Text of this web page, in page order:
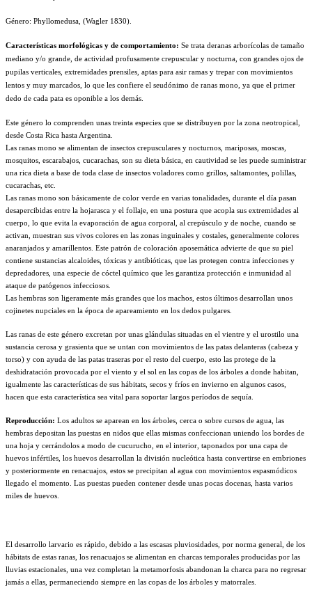
Género: Phyllomedusa, (Wagler 1830).
Características morfológicas y de comportamiento: Se trata deranas arborícolas de tamaño
mediano y/o grande, de actividad profusamente crepuscular y nocturna, con grandes ojos de
pupilas verticales, extremidades prensiles, aptas para asir ramas y trepar con movimientos
lentos y muy marcados, lo que les confiere el seudónimo de ranas mono, ya que el primer
dedo de cada pata es oponible a los demás.
Este género lo comprenden unas treinta especies que se distribuyen por la zona neotropical,
desde Costa Rica hasta Argentina.
Las ranas mono se alimentan de insectos crepusculares y nocturnos, mariposas, moscas,
mosquitos, escarabajos, cucarachas, son su dieta básica, en cautividad se les puede suministrar
una rica dieta a base de toda clase de insectos voladores como grillos, saltamontes, polillas,
cucarachas, etc.
Las ranas mono son básicamente de color verde en varias tonalidades, durante el día pasan
desapercibidas entre la hojarasca y el follaje, en una postura que acopla sus extremidades al
cuerpo, lo que evita la evaporación de agua corporal, al crepúsculo y de noche, cuando se
activan, muestran sus vivos colores en las zonas inguinales y costales, generalmente colores
anaranjados y amarillentos. Este patrón de coloración aposemática advierte de que su piel
contiene sustancias alcaloides, tóxicas y antibióticas, que las protegen contra infecciones y
depredadores, una especie de cóctel químico que les garantiza protección e inmunidad al
ataque de patógenos infecciosos.
Las hembras son ligeramente más grandes que los machos, estos últimos desarrollan unos
cojinetes nupciales en la época de apareamiento en los dedos pulgares.
Las ranas de este género excretan por unas glándulas situadas en el vientre y el urostilo una
sustancia cerosa y grasienta que se untan con movimientos de las patas delanteras (cabeza y
torso) y con ayuda de las patas traseras por el resto del cuerpo, esto las protege de la
deshidratación provocada por el viento y el sol en las copas de los árboles a donde habitan,
igualmente las características de sus hábitats, secos y fríos en invierno en algunos casos,
hacen que esta característica sea vital para soportar largos períodos de sequía.
Reproducción: Los adultos se aparean en los árboles, cerca o sobre cursos de agua, las
hembras depositan las puestas en nidos que ellas mismas confeccionan uniendo los bordes de
una hoja y cerrándolos a modo de cucurucho, en el interior, taponados por una capa de
huevos infértiles, los huevos desarrollan la división nucleótica hasta convertirse en embriones
y posteriormente en renacuajos, estos se precipitan al agua con movimientos espasmódicos
llegado el momento. Las puestas pueden contener desde unas pocas docenas, hasta varios
miles de huevos.
El desarrollo larvario es rápido, debido a las escasas pluviosidades, por norma general, de los
hábitats de estas ranas, los renacuajos se alimentan en charcas temporales producidas por las
lluvias estacionales, una vez completan la metamorfosis abandonan la charca para no regresar
jamás a ellas, permaneciendo siempre en las copas de los árboles y matorrales.